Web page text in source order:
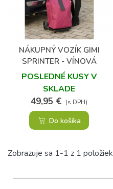
NÁKUPNÝ VOZÍK GIMI
SPRINTER - VÍNOVÁ
POSLEDNÉ KUSY V
SKLADE
49,95 € (s DPH)
Do košíka
Zobrazuje sa 1-1 z 1 položiek